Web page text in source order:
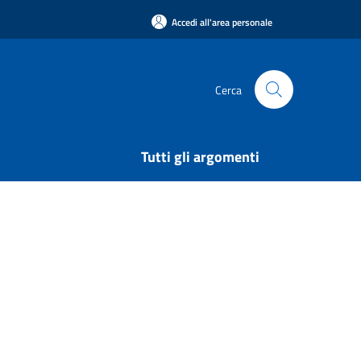
Accedi all'area personale
Cerca
Tutti gli argomenti